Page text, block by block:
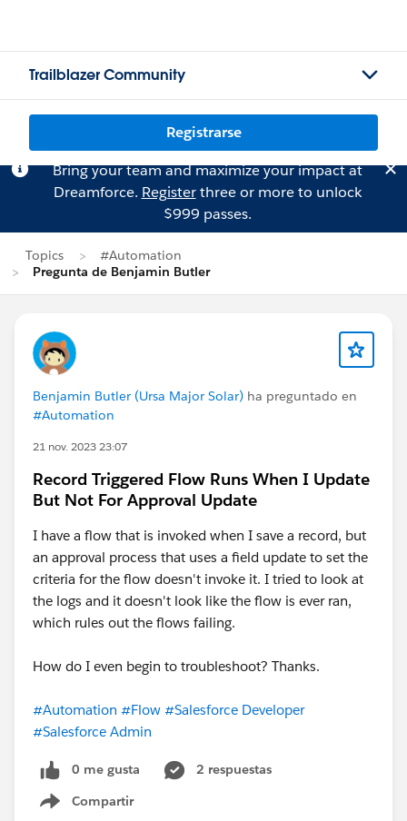
Trailblazer Community
Registrarse
Bring your team and maximize your impact at
Dreamforce. Registerthree or more to unlock
$999 passes.
Topics
#Automation
Pregunta de Benjamin Butler
Benjamin Butler (Ursa Major Solar) ha preguntado en
#Automation
21 nov. 2023 23:07
Record Triggered Flow Runs When I Update
But Not For Approval Update
I have a flow that is invoked when I save a record, but
an approval process that uses a field update to set the
criteria for the flow doesn't invoke it. I tried to look at
the logs and it doesn't look like the flow is ever ran,
which rules out the flows failing.
How do I even begin to troubleshoot? Thanks.
#Automation #Flow #Salesforce Developer
#Salesforce Admin
0 me gusta
2 respuestas
Compartir
Show menu